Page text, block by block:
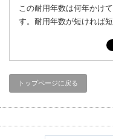
この耐用年数は何年かけ
す。耐用年数が短ければ
トップページに戻る